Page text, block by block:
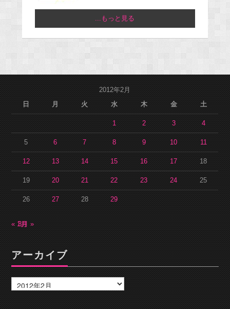
...もっと見る
2012年2月
日
月 火 水 木 金 土
1 2 3 4
5 6 7 8 9 10 11
12 13 14 15 16 17 18
19 20 21 22 23 24 25
26 27 28 29
« 1月3月 »
アーカイブ
ー
カ